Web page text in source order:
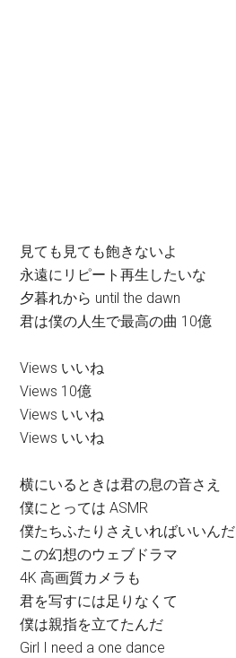
見ても見ても飽きないよ
永遠にリピート再生したいな
夕暮れから until the dawn
君は僕の人生で最高の曲 10億
Views いいね
Views 10億
Views いいね
Views いいね
横にいるときは君の息の音さえ
僕にとっては ASMR
僕たちふたりさえいればいいんだ
この幻想のウェブドラマ
4K 高画質カメラも
君を写すには足りなくて
僕は親指を立てたんだ
Girl I need a one dance